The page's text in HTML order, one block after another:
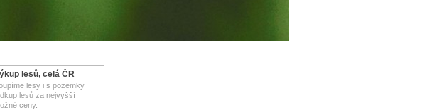
lesů, celá ČR
lesy i s pozemky
lesů za nejvyšší
ceny.